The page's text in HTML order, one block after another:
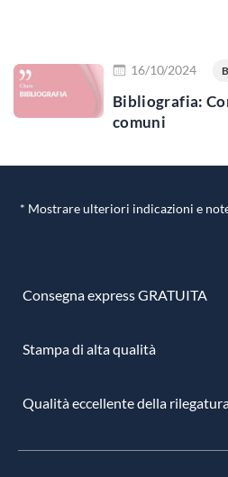
16/10/2024
Bibliografia:
comuni
* Mostrare ulteriori indicazioni e
Consegna express GRATUITA
Stampa di alta qualità
Qualità eccellente della